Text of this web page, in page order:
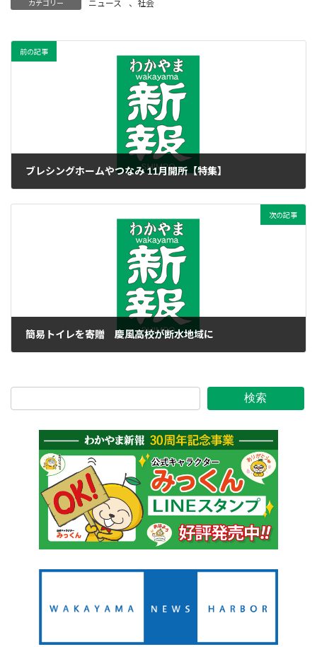
カテゴリー ニュース 、 社会
前の記事
ブレシングホームやつなみ 11月開所【特集】
次の記事
簡易トイレを寄贈 慶風高校が断水地域に
検索